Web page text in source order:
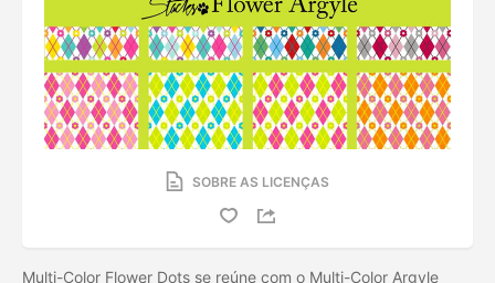
SOBRE AS LICENÇAS
Multi-Color Flower Dots se reúne com o Multi-Color Argyle